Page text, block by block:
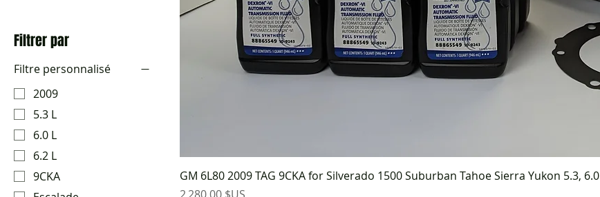
Filtrer par
Filtre personnalisé
2009
5.3 L
6.0 L
6.2 L
9CKA
GM 6L80 2009 TAG 9CKA for Silverado 1500 Suburban Tahoe Sierra Yukon 5.3, 6.0
Prix